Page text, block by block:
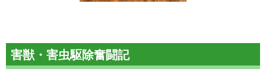
害獣・害虫駆除奮闘記